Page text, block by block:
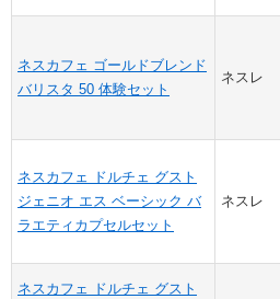
ネスカフェ ゴールドブレンド
バリスタ 50 体験セット
ネスレ
ネスカフェ ドルチェ グスト
ジェニオ エス ベーシック バ
ラエティカプセルセット
ネスレ
ネスカフェ ドルチェ グスト